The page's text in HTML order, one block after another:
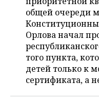
ONLINE-
ОТКРЫТАЯ ЛЕКЦИЯ
ХОККЕЙ
БАСКЕТБОЛ
ВОЛЕЙБОЛ
КИБЕРСПОРТ
ВЛАСТЬ
ИНФРАСТРУКТУРА
ИСТОРИЯ
КУЛЬТУРА
СЮЖЕТЫ
СПРАВОЧНИК
СПИСОК ПЕРСОН
СПИСОК КОМПАНИЙ
ПОЛНАЯ ВЕРСИЯ
общей очереди
Орлова начал
того пункта,
детей только к
сертификата, а